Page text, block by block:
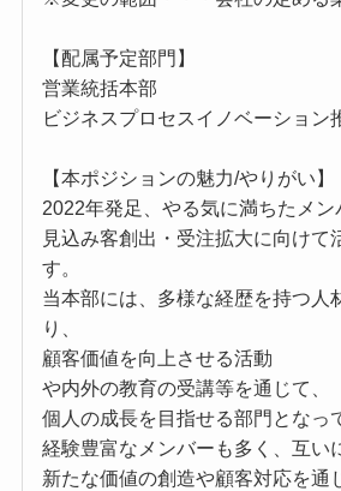
【配属予定部門】
営業統括本部
ビジネスプロセスイノベーション
【本ポジションの魅力/やりがい】
2022年発足、やる気に満ちたメン
見込み客創出・受注拡大に向けて
す。
当本部には、多様な経歴を持つ人
り、
顧客価値を向上させる活動
や内外の教育の受講等を通じて、
個人の成長を目指せる部門となっ
経験豊富なメンバーも多く、互い
新たな価値の創造や顧客対応を通